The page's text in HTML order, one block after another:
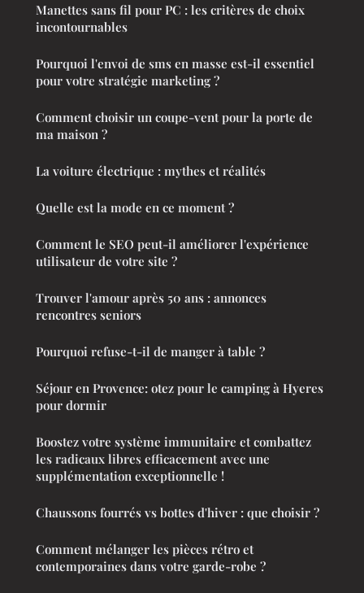
Manettes sans fil pour PC : les critères de choix
incontournables
Pourquoi l'envoi de sms en masse est-il essentiel
pour votre stratégie marketing ?
Comment choisir un coupe-vent pour la porte de
ma maison ?
La voiture électrique : mythes et réalités
Quelle est la mode en ce moment ?
Comment le SEO peut-il améliorer l'expérience
utilisateur de votre site ?
Trouver l'amour après 50 ans : annonces
rencontres seniors
Pourquoi refuse-t-il de manger à table ?
Séjour en Provence: otez pour le camping à Hyeres
pour dormir
Boostez votre système immunitaire et combattez
les radicaux libres efficacement avec une
supplémentation exceptionnelle !
Chaussons fourrés vs bottes d'hiver : que choisir ?
Comment mélanger les pièces rétro et
contemporaines dans votre garde-robe ?